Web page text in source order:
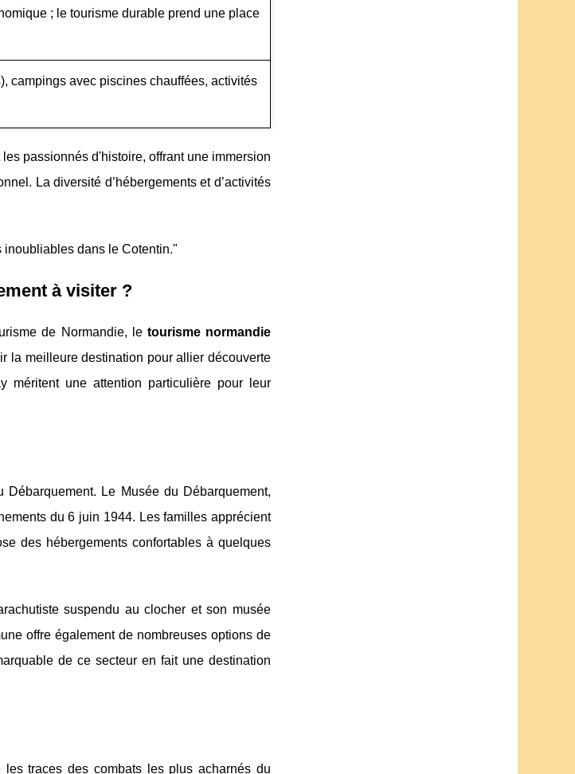
; le tourisme durable prend une place
campings avec piscines chauffées, activités
passionnés d'histoire, offrant une immersion
La diversité d’hébergements et d’activités
inoubliables dans le Cotentin."
à visiter ?
de Normandie, le tourisme normandie
la meilleure destination pour allier découverte
méritent une attention particulière pour leur
Le Musée du Débarquement,
du 6 juin 1944. Les familles apprécient
des hébergements confortables à quelques
suspendu au clocher et son musée
offre également de nombreuses options de
de ce secteur en fait une destination
traces des combats les plus acharnés du